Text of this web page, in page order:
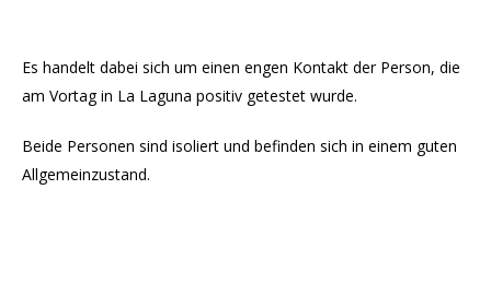
Es handelt dabei sich um einen engen Kontakt der Person, die
am Vortag in La Laguna positiv getestet wurde.
Beide Personen sind isoliert und befinden sich in einem guten
Allgemeinzustand.